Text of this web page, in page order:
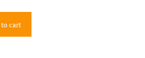
cart